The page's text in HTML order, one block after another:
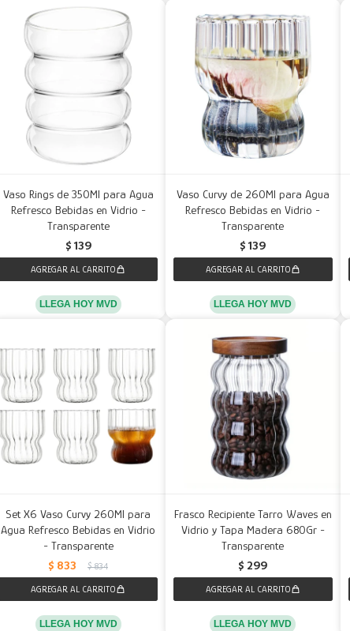
Vaso Rings de 350Ml para Agua
Refresco Bebidas en Vidrio -
Transparente
$ 139
LLEGA HOY MVD
Vaso Curvy de 260Ml para Agua
Refresco Bebidas en Vidrio -
Transparente
$ 139
LLEGA HOY MVD
Set X6 Vaso Curvy 260Ml para
Agua Refresco Bebidas en Vidrio
- Transparente
$ 833 $ 834
LLEGA HOY MVD
Frasco Recipiente Tarro Waves en
Vidrio y Tapa Madera 680Gr -
Transparente
$ 299
LLEGA HOY MVD